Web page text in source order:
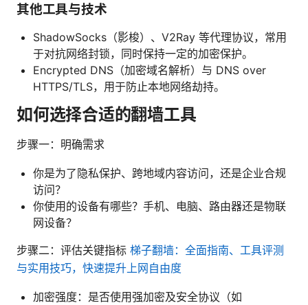
其他工具与技术
ShadowSocks（影梭）、V2Ray 等代理协议，常用
于对抗网络封锁，同时保持一定的加密保护。
Encrypted DNS（加密域名解析）与 DNS over
HTTPS/TLS，用于防止本地网络劫持。
如何选择合适的翻墙工具
步骤一：明确需求
你是为了隐私保护、跨地域内容访问，还是企业合规
访问？
你使用的设备有哪些？手机、电脑、路由器还是物联
网设备？
步骤二：评估关键指标 梯子翻墙：全面指南、工具评测
与实用技巧，快速提升上网自由度
加密强度：是否使用强加密及安全协议（如